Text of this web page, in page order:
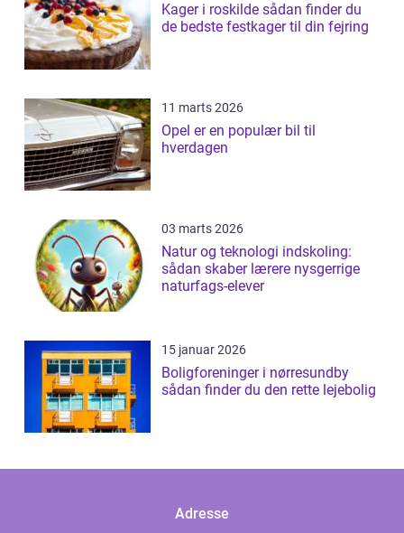
Kager i roskilde sådan finder du
de bedste festkager til din fejring
11 marts 2026
Opel er en populær bil til
hverdagen
03 marts 2026
Natur og teknologi indskoling:
sådan skaber lærere nysgerrige
naturfags-elever
15 januar 2026
Boligforeninger i nørresundby
sådan finder du den rette lejebolig
Adresse